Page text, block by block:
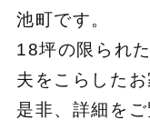
池町です。
18坪の限られ
夫をこらしたお
是非、詳細をご